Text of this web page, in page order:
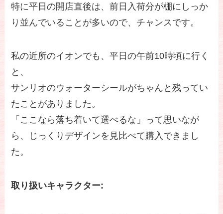
特に平日の開店直後は、前日入荷分が棚にしっか
り並んでいることが多いので、チャンスです。
私の近所のイオンでも、平日の午前10時頃に行く
と、
サンリオのウォーターシールがちゃんと残ってい
たことがありました。
「ここなら落ち着いて選べるな」って思いなが
ら、じっくりデザインを見比べて購入できまし
た。
取り扱いキャラクター: